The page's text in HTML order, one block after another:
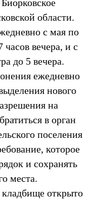
области.
с мая по
часов вечера, и с
до 5 вечера.
ежедневно
нового
на
в орган
поселения
которое
и сохранять
места.
открыто